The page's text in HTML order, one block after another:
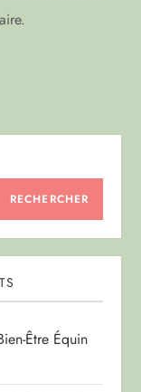
RECHERCHER
Être Équin